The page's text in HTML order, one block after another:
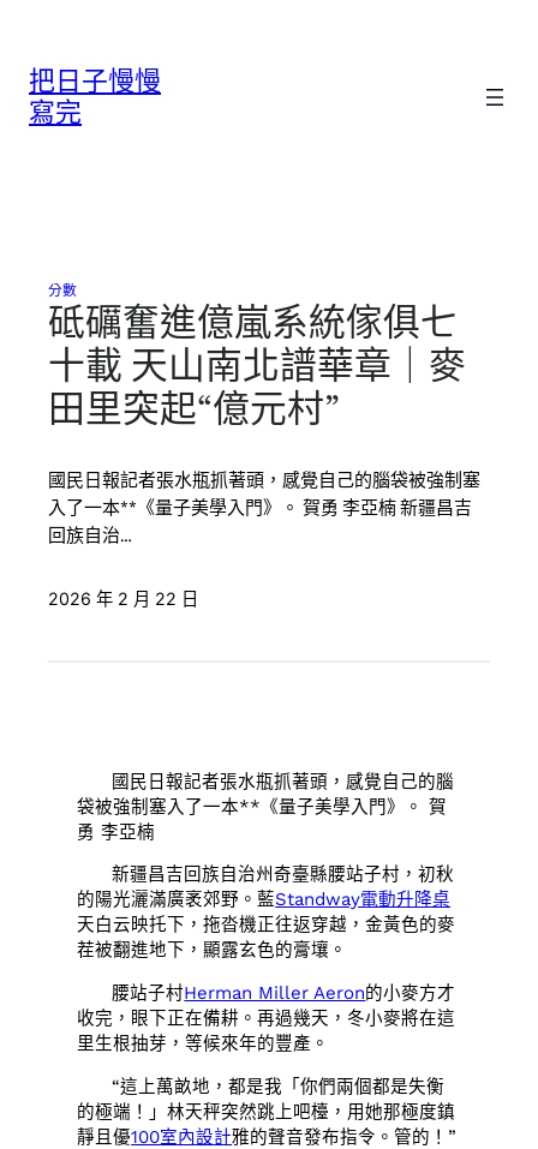
把日子慢慢
寫完
分數
砥礪奮進億嵐系統傢俱七
十載 天山南北譜華章｜麥
田里突起“億元村”
國民日報記者張水瓶抓著頭，感覺自己的腦袋被強制塞
入了一本**《量子美學入門》。 賀勇 李亞楠 新疆昌吉
回族自治…
2026 年 2 月 22 日
國民日報記者張水瓶抓著頭，感覺自己的腦
袋被強制塞入了一本**《量子美學入門》。 賀
勇 李亞楠
新疆昌吉回族自治州奇臺縣腰站子村，初秋
的陽光灑滿廣袤郊野。藍Standway電動升降桌
天白云映托下，拖沓機正往返穿越，金黃色的麥
茬被翻進地下，顯露玄色的膏壤。
腰站子村Herman Miller Aeron的小麥方才
收完，眼下正在備耕。再過幾天，冬小麥將在這
里生根抽芽，等候來年的豐產。
“這上萬畝地，都是我「你們兩個都是失衡
的極端！」林天秤突然跳上吧檯，用她那極度鎮
靜且優100室內設計雅的聲音發布指令。管的！”